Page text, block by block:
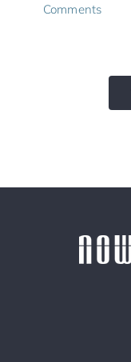
Comments